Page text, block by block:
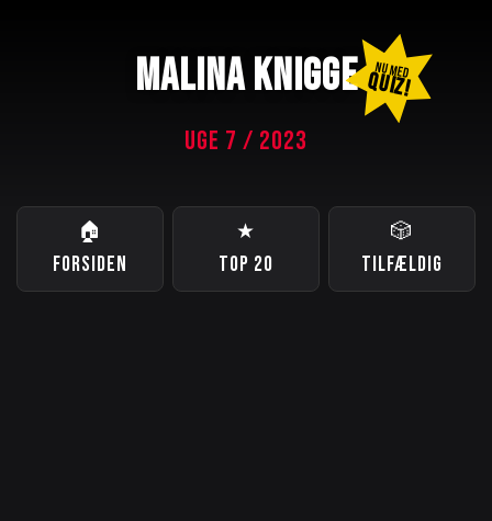
MALINA KNIGGE NU MED
QUIZ!
UGE 7 / 2023
🏠
FORSIDEN
★
TOP 20
🎲
TILFÆLDIG